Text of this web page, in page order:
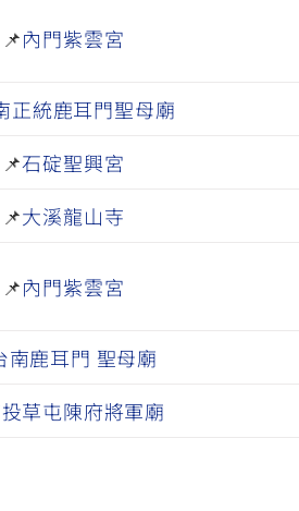
📌內門紫雲宮
正統鹿耳門聖母廟
📌石碇聖興宮
📌大溪龍山寺
📌內門紫雲宮
南鹿耳門 聖母廟
草屯陳府將軍廟